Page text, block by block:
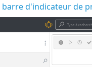
barre d'indicateur de